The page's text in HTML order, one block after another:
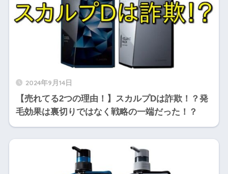
2024年9月14日
【売れてる2つの理由！】スカルプDは詐欺！？発
毛効果は裏切りではなく戦略の一端だった！？